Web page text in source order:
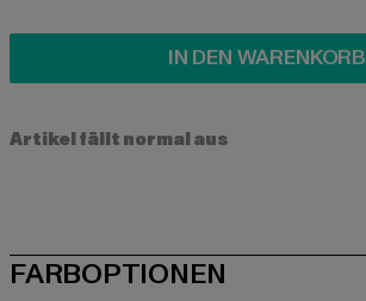
IN DEN WARENKORB
Artikel fällt normal aus
FARBOPTIONEN